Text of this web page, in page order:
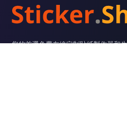
您的首選免費在線定制貼紙製作器和